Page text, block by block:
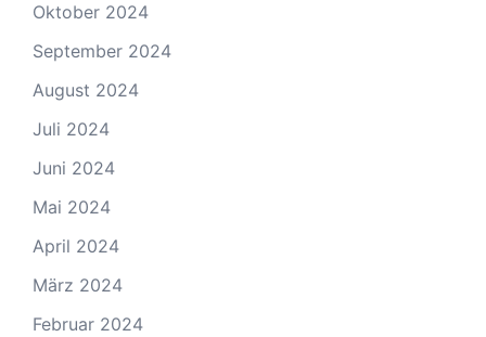
Oktober 2024
September 2024
August 2024
Juli 2024
Juni 2024
Mai 2024
April 2024
März 2024
Februar 2024